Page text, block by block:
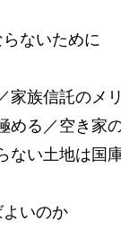
ないために
家族信託のメ
める／空き家
ない土地は国
いのか